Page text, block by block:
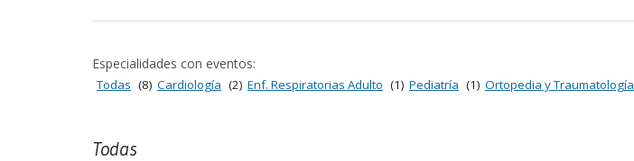
Especialidades con eventos:
Todas (8) Cardiología (2) Enf. Respiratorias Adulto (1) Pediatría (1) Ortopedia y Traumatología
Todas